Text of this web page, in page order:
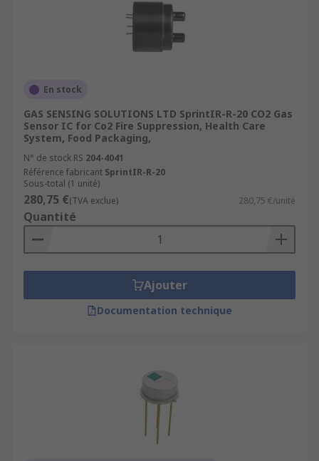
En stock
GAS SENSING SOLUTIONS LTD SprintIR-R-20 CO2 Gas
Sensor IC for Co2 Fire Suppression, Health Care
System, Food Packaging,
N° de stock RS 204-4041
Référence fabricant SprintIR-R-20
Sous-total (1 unité)
280,75 €(TVA exclue) 280,75 €/unité
Quantité
Ajouter
Documentation technique